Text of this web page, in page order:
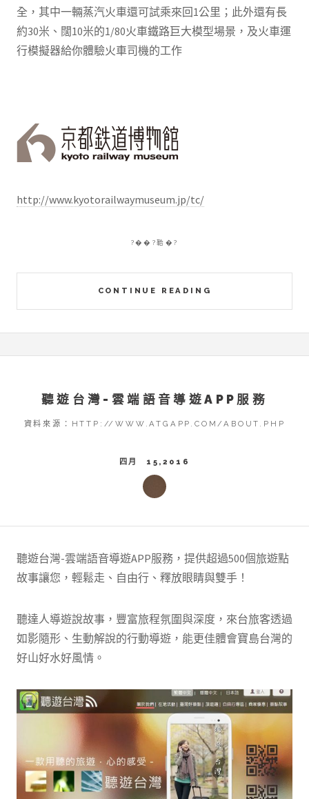
全，其中一輛蒸汽火車還可試乘來回1公里；此外還有長
約30米、闊10米的1/80火車鐵路巨大模型場景，及火車運
行模擬器給你體驗火車司機的工作
http://www.kyotorailwaymuseum.jp/tc/
CONTINUE READING
?��?鞈�?
聽遊台灣-雲端語音導遊APP服務
資料來源：HTTP://WWW.ATGAPP.COM/ABOUT.PHP
四月 15,2016
聽遊台灣-雲端語音導遊APP服務，提供超過500個旅遊點
故事讓您，輕鬆走、自由行、釋放眼睛與雙手！
聽達人導遊說故事，豐富旅程氛圍與深度，來台旅客透過
如影隨形、生動解說的行動導遊，能更佳體會寶島台灣的
好山好水好風情。